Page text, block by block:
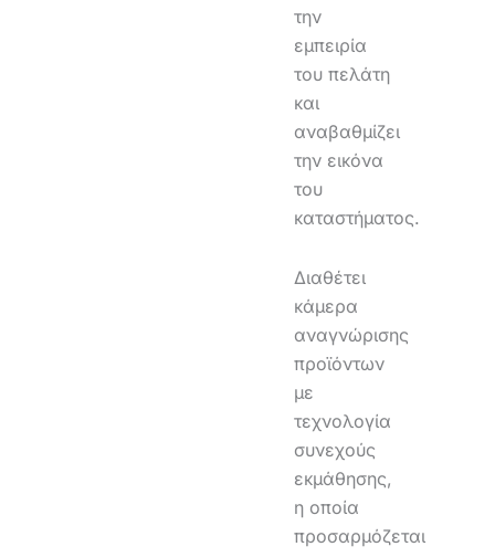
την
εμπειρία
του πελάτη
και
αναβαθμίζει
την εικόνα
του
καταστήματος.
Διαθέτει
κάμερα
αναγνώρισης
προϊόντων
με
τεχνολογία
συνεχούς
εκμάθησης,
η οποία
προσαρμόζεται